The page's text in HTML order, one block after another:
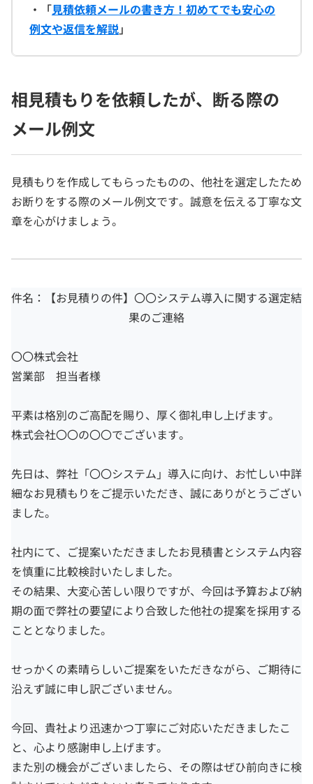
・「見積依頼メールの書き方！初めてでも安心の
例文や返信を解説」
相見積もりを依頼したが、断る際の
メール例文
見積もりを作成してもらったものの、他社を選定したため
お断りをする際のメール例文です。誠意を伝える丁寧な文
章を心がけましょう。
件名：【お見積りの件】〇〇システム導入に関する選定結
果のご連絡
〇〇株式会社
営業部 担当者様
平素は格別のご高配を賜り、厚く御礼申し上げます。
株式会社〇〇の〇〇でございます。
先日は、弊社「〇〇システム」導入に向け、お忙しい中詳
細なお見積もりをご提示いただき、誠にありがとうござい
ました。
社内にて、ご提案いただきましたお見積書とシステム内容
を慎重に比較検討いたしました。
その結果、大変心苦しい限りですが、今回は予算および納
期の面で弊社の要望により合致した他社の提案を採用する
こととなりました。
せっかくの素晴らしいご提案をいただきながら、ご期待に
沿えず誠に申し訳ございません。
今回、貴社より迅速かつ丁寧にご対応いただきましたこ
と、心より感謝申し上げます。
また別の機会がございましたら、その際はぜひ前向きに検